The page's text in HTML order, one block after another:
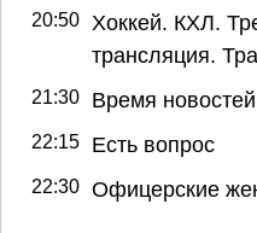
20:50
Хоккей. КХЛ.
трансляция.
21:30 Время новостей
22:15 Есть вопрос
22:30 Офицерские